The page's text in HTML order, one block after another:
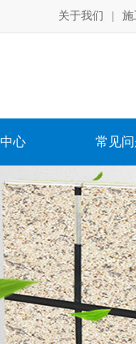
关于我们 施
心 常见